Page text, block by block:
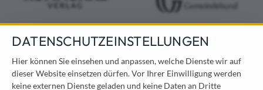
KONTAKT
Österreichischer Kommunal-Verlag GmbH
DATENSCHUTZEINSTELLUNGEN
Hier können Sie einsehen und anpassen, welche Dienste wir auf
dieser Website einsetzen dürfen. Vor Ihrer Einwilligung werden
keine externen Dienste geladen und keine Daten an Dritte